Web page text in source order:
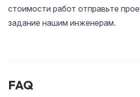
стоимости работ отправьте
задание нашим инженерам.
FAQ